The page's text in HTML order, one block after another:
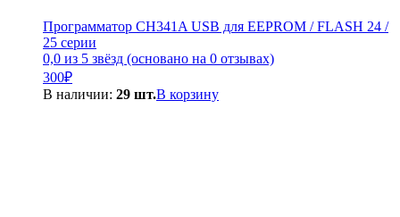
Программатор CH341A USB для EEPROM / FLASH 24 /
25 серии
0,0 из 5 звёзд (основано на 0 отзывах)
300₽
В наличии: 29 шт.В корзину